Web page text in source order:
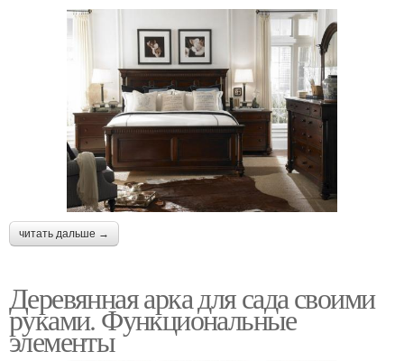
читать дальше →
Деревянная арка для сада своими
руками. Функциональные
элементы